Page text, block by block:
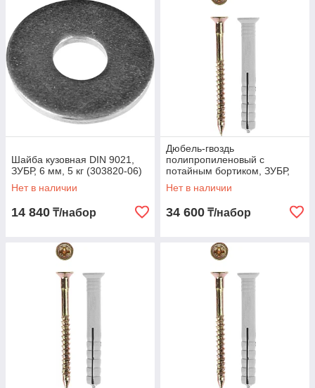
Шайба кузовная DIN 9021,
ЗУБР, 6 мм, 5 кг (303820-06)
Нет в наличии
14 840 ₸/набор
Дюбель-гвоздь
полипропиленовый с
потайным бортиком, ЗУБР,
100 x 8 мм, 650 шт. (4-
301340-08-100)
Нет в наличии
34 600 ₸/набор